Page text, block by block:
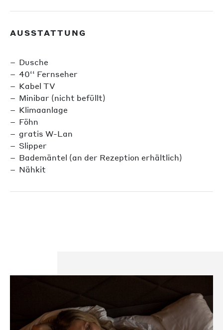
AUSSTATTUNG
Dusche
40‘‘ Fernseher
Kabel TV
Minibar (nicht befüllt)
Klimaanlage
Föhn
gratis W-Lan
Slipper
Bademäntel (an der Rezeption erhältlich)
Nähkit